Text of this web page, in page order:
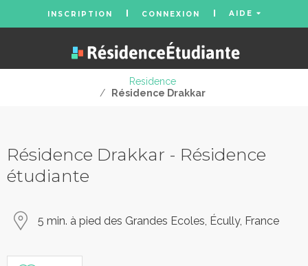
INSCRIPTION CONNEXION AIDE
Residence
/
Résidence Drakkar
Résidence Drakkar - Résidence
étudiante
5 min. à pied des Grandes Ecoles, Écully, France